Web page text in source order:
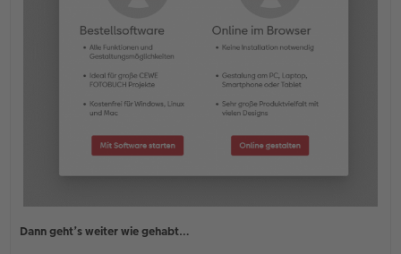
Dann geht’s weiter wie gehabt…